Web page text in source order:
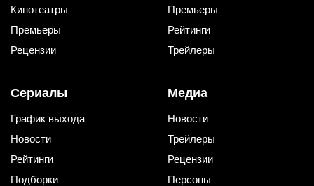
Кинотеатры
Премьеры
Рецензии
Премьеры
Рейтинги
Трейлеры
Сериалы
График выхода
Новости
Рейтинги
Подборки
Медиа
Новости
Трейлеры
Рецензии
Персоны